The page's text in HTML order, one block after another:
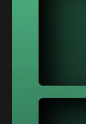
اعتبار
پرداخت
سرویس‌ها
و فقط